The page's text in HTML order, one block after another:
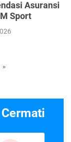
Asuransi
Sport
»